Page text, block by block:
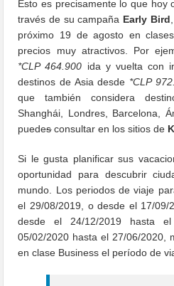
Esto es precisamente lo que hoy
través de su campaña Early Bird
próximo 19 de agosto en clases
precios muy atractivos. Por
*CLP 464.900 ida y vuelta con
destinos de Asia desde *CLP
que también considera
Shanghái, Londres, Barcelona,
puedesconsultar en los sitios de
Si le gusta planificar sus
oportunidad para descubrir
mundo. Los periodos de viaje
el 29/08/2019, o desde el 17/09/
desde el 24/12/2019 hasta
05/02/2020 hasta el 27/06/2020,
en clase Business el período de